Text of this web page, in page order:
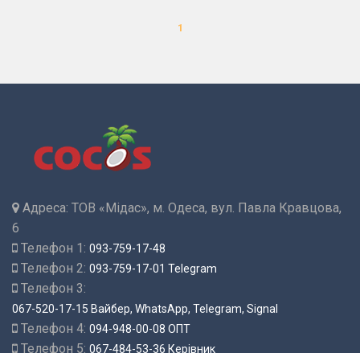
1
Адреса: ТОВ «Мідас», м. Одеса, вул. Павла Кравцова,
6
Телефон 1: 093-759-17-48
Телефон 2: 093-759-17-01 Telegram
Телефон 3:
067-520-17-15 Вайбер, WhatsApp, Telegram, Signal
Телефон 4: 094-948-00-08 ОПТ
Телефон 5: 067-484-53-36 Керівник